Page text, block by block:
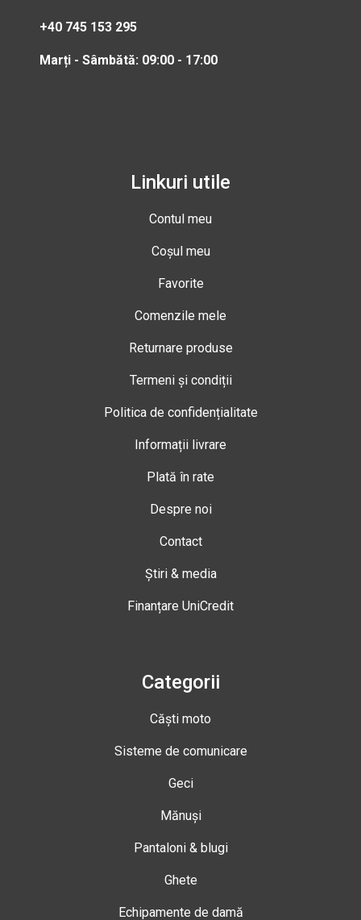
+40 745 153 295
Marți - Sâmbătă: 09:00 - 17:00
Linkuri utile
Contul meu
Coșul meu
Favorite
Comenzile mele
Returnare produse
Termeni și condiții
Politica de confidențialitate
Informații livrare
Plată în rate
Despre noi
Contact
Știri & media
Finanțare UniCredit
Categorii
Căști moto
Sisteme de comunicare
Geci
Mănuși
Pantaloni & blugi
Ghete
Echipamente de damă